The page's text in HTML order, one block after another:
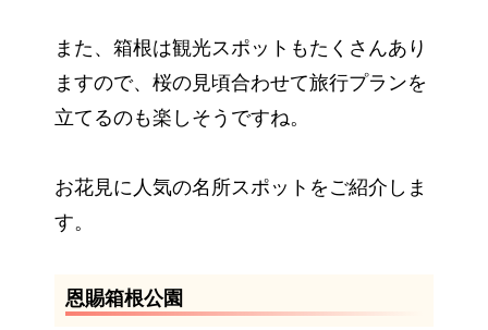
また、箱根は観光スポットもたくさんあり
ますので、桜の見頃合わせて旅行プランを
立てるのも楽しそうですね。
お花見に人気の名所スポットをご紹介しま
す。
恩賜箱根公園